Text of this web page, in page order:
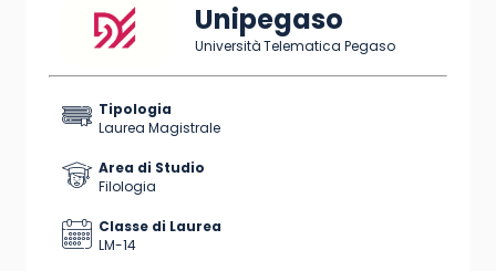
Unipegaso
Università Telematica Pegaso
Tipologia
Laurea Magistrale
Area di Studio
Filologia
Classe di Laurea
LM-14